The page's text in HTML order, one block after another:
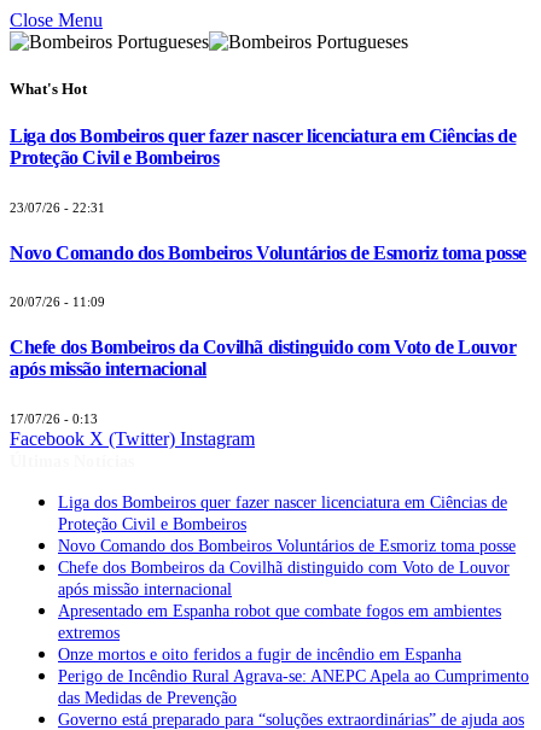
Close Menu
What's Hot
Liga dos Bombeiros quer fazer nascer licenciatura em Ciências de
Proteção Civil e Bombeiros
23/07/26 - 22:31
Novo Comando dos Bombeiros Voluntários de Esmoriz toma posse
20/07/26 - 11:09
Chefe dos Bombeiros da Covilhã distinguido com Voto de Louvor
após missão internacional
17/07/26 - 0:13
Facebook X (Twitter) Instagram
Liga dos Bombeiros quer fazer nascer licenciatura em Ciências de
Proteção Civil e Bombeiros
Novo Comando dos Bombeiros Voluntários de Esmoriz toma posse
Chefe dos Bombeiros da Covilhã distinguido com Voto de Louvor
após missão internacional
Apresentado em Espanha robot que combate fogos em ambientes
extremos
Onze mortos e oito feridos a fugir de incêndio em Espanha
Perigo de Incêndio Rural Agrava-se: ANEPC Apela ao Cumprimento
das Medidas de Prevenção
Governo está preparado para “soluções extraordinárias” de ajuda aos